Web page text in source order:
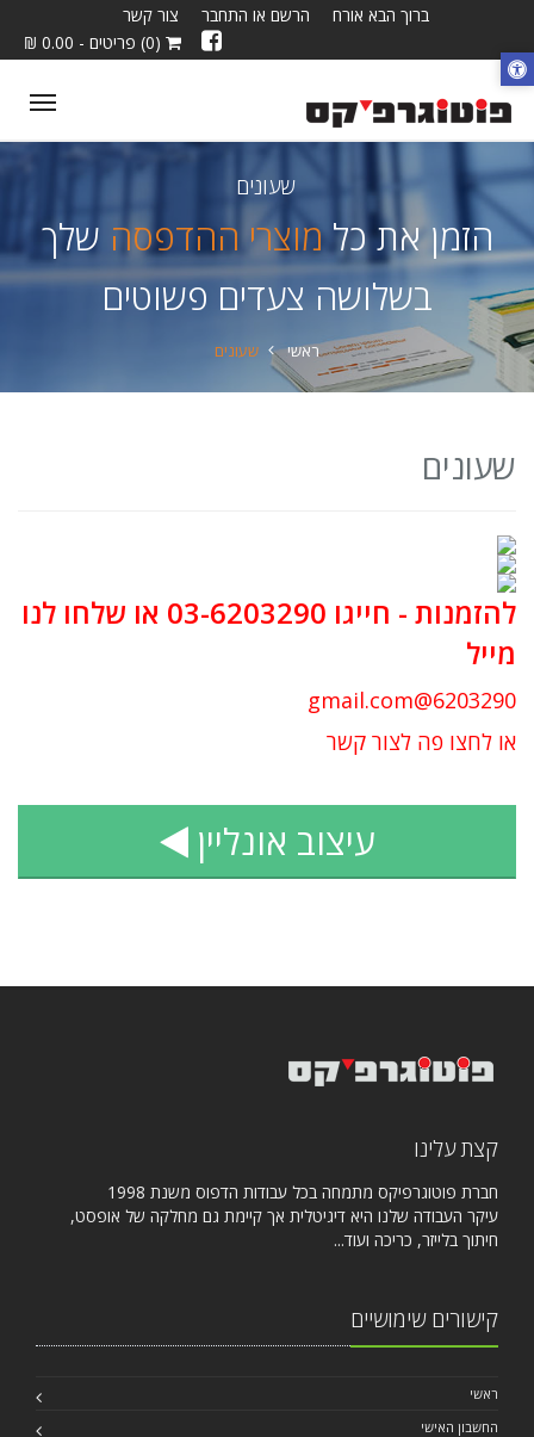
ברוך הבא אורח הרשם או התחבר
צור קשר
(0) פריטים - 0.00 ₪
שעונים
הזמן את כלמוצרי ההדפסה שלך
בשלושה צעדים פשוטים
ראשי שעונים
שעונים
להזמנות - חייגו 03-6203290 או שלחו לנו
מייל
6203290@gmail.com
או לחצו פה לצור קשר
עיצוב אונליין
קצת עלינו
חברת פוטוגרפיקס מתמחה בכל עבודות הדפוס משנת 1998
עיקר העבודה שלנו היא דיגיטלית אך קיימת גם מחלקה של אופסט,
חיתוך בלייזר, כריכה ועוד...
קישורים שימושיים
ראשי
החשבון האישי